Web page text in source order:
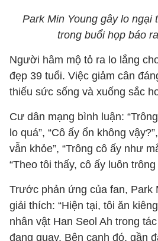
Park Min Young gây lo ngại
trong buổi họp báo
Người hâm mộ tỏ ra lo lắng
đẹp 39 tuổi. Việc giảm cân
thiếu sức sống và xuống sắc
Cư dân mạng bình luận:
lo quá”, “Cô ấy ổn không
vẫn khỏe”, “Trông cô ấy như
“Theo tôi thấy, cô ấy luôn
Trước phản ứng của fan, Park
giải thích: “Hiện tại, tôi ăn
nhân vật Han Seol Ah trong
đang quay. Bên cạnh đó, gần